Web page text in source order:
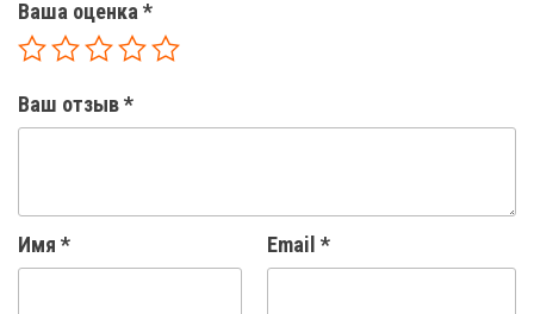
Ваша оценка *
Ваш отзыв*
Имя * Email *